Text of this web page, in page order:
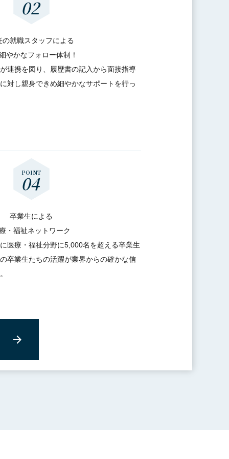
の就職スタッフによる
やかなフォロー体制！
連携を図り、履歴書の記入から面接指導
対し親身できめ細やかなサポートを行っ
卒業生による
・福祉ネットワーク
医療・福祉分野に5,000名を超える卒業生
卒業生たちの活躍が業界からの確かな信